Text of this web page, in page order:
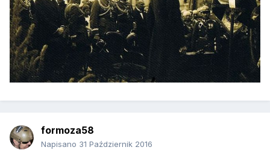
formoza58
Napisano 31 Październik 2016